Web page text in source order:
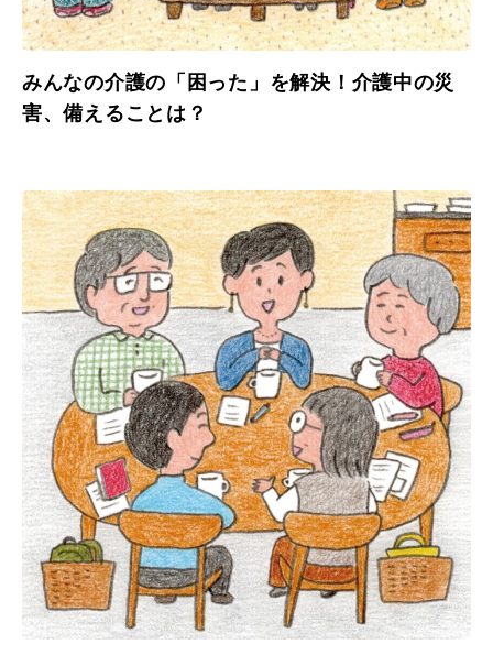
みんなの介護の「困った」を解決！介護中の災
害、備えることは？